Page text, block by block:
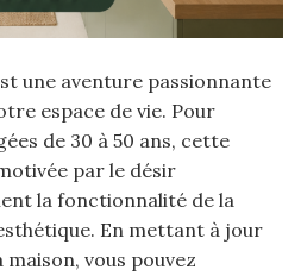
une aventure passionnante
espace de vie. Pour
de 30 à 50 ans, cette
par le désir
la fonctionnalité de la
En mettant à jour
vous pouvez